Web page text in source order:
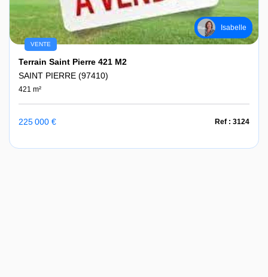
Isabelle
VENTE
Terrain Saint Pierre 421 M2
SAINT PIERRE (97410)
421 m²
225 000 € Ref : 3124